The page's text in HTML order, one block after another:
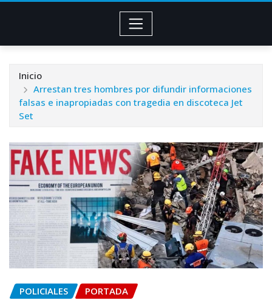
Inicio
Arrestan tres hombres por difundir informaciones
falsas e inapropiadas con tragedia en discoteca Jet
Set
POLICIALES PORTADA